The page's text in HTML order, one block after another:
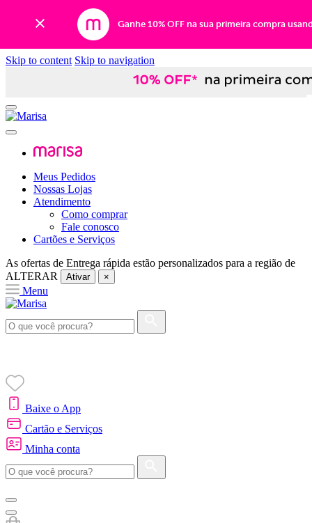
Ganhe 10% OFF na sua primeira compra
Skip to content Skip to navigation
Meus Pedidos
Nossas Lojas
Atendimento
Como comprar
Fale conosco
Cartões e Serviços
As ofertas de Entrega rápida estão personalizados para a região de
ALTERAR
Ativar ×
Menu
Baixe o App
Cartão e Serviços
Minha conta